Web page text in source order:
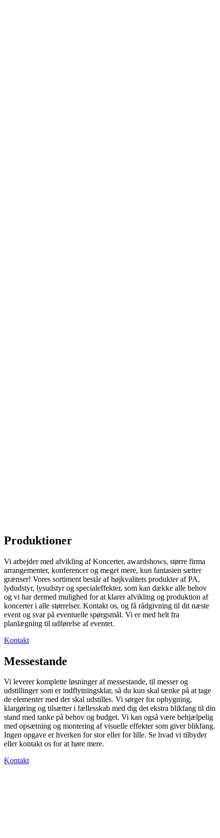
Produktioner
Vi arbejder med afvikling af Koncerter, awardshows, større firma
arrangementer, konferencer og meget mere, kun fantasien sætter
grænser! Vores sortiment består af højkvalitets produkter af PA,
lydudstyr, lysudstyr og specialeffekter, som kan dække alle behov
og vi har dermed mulighed for at klarer afvikling og produktion af
koncerter i alle størrelser. Kontakt os, og få rådgivning til dit næste
event og svar på eventuelle spørgsmål. Vi er med helt fra
planlægning til udførelse af eventet.
Kontakt
Messestande
Vi leverer komplette løsninger af messestande, til messer og
udstillinger som er indflytningsklar, så du kun skal tænke på at tage
de elementer med der skal udstilles. Vi sørger for opbygning,
klargøring og tilsætter i fællesskab med dig det ekstra blikfang til din
stand med tanke på behov og budget. Vi kan også være behjælpelig
med opsætning og montering af visuelle effekter som giver blikfang.
Ingen opgave er hverken for stor eller for lille. Se hvad vi tilbyder
eller kontakt os for at høre mere.
Kontakt